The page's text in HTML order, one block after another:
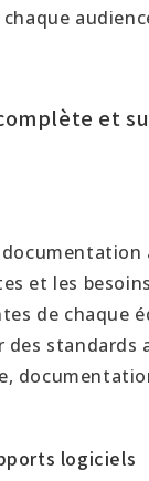
et
documentation
et les
de chaque
standards
logiciels